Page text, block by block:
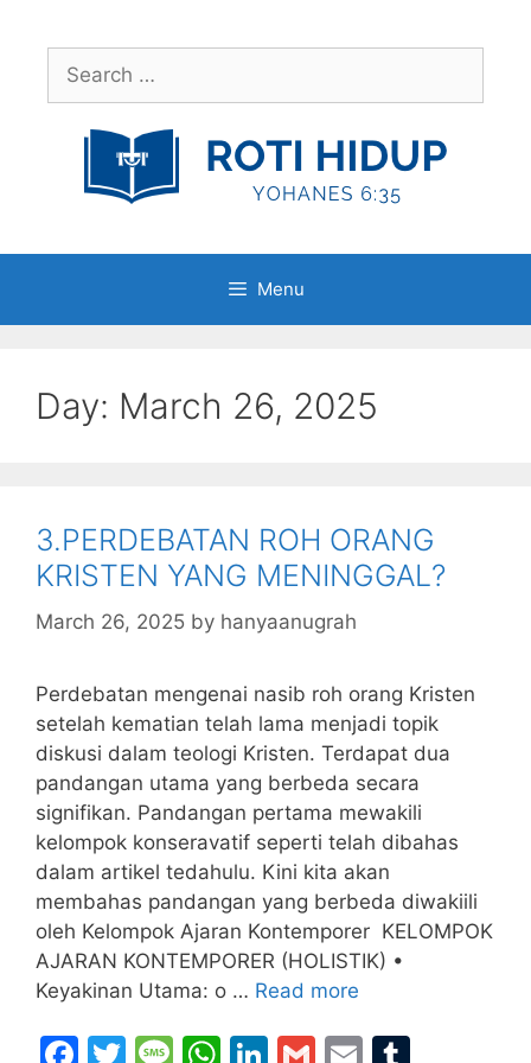
contentSearch
for:
Menu
Day: March 26, 2025
3.PERDEBATAN ROH ORANG
KRISTEN YANG MENINGGAL?
March 26, 2025 by hanyaanugrah
Perdebatan mengenai nasib roh orang Kristen
setelah kematian telah lama menjadi topik
diskusi dalam teologi Kristen. Terdapat dua
pandangan utama yang berbeda secara
signifikan. Pandangan pertama mewakili
kelompok konseravatif seperti telah dibahas
dalam artikel tedahulu. Kini kita akan
membahas pandangan yang berbeda diwakiili
oleh Kelompok Ajaran Kontemporer KELOMPOK
AJARAN KONTEMPORER (HOLISTIK) •
Keyakinan Utama: o … Read more